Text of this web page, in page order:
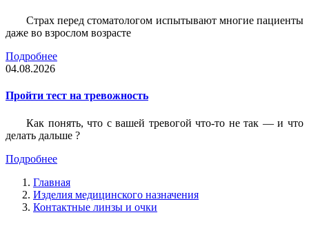
Страх перед стоматологом испытывают многие пациенты
даже во взрослом возрасте
Подробнее
04.08.2026
Пройти тест на тревожность
Как понять, что с вашей тревогой что-то не так — и что
делать дальше ?
Подробнее
Главная
Изделия медицинского назначения
Контактные линзы и очки